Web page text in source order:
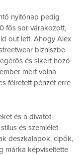
nyitónap pedig
fős sor várakozott,
out lett. Ahogy Alex
bizniszbe
és sikert hozó
mert volna
félretett pénzét erre
és a divatot
és szemlélet
deszkalapok, cipők,
márka képviseltette